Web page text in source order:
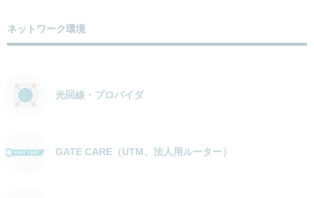
ネットワーク環境
光回線・プロバイダ
GATE CARE（UTM、法人用ルーター）